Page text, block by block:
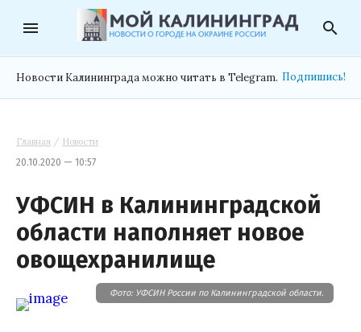
menu search
Новости Калининграда можно читать в Telegram. Подпишись!
Главная / Новости
20.10.2020 — 10:57
УФСИН в Калининградской
области наполняет новое
овощехранилище
Фото: УФСИН России по Калининградской области.